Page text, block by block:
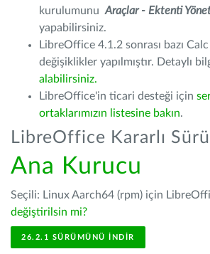
kurulumunu Araçlar - Ektenti
yapabilirsiniz.
LibreOffice 4.1.2 sonrası bazı
değişiklikler yapılmıştır. Detaylı
alabilirsiniz.
LibreOffice'in ticari desteği için
ortaklarımızın listesine bakın.
LibreOffice Kararlı
Ana Kurucu
Seçili: Linux Aarch64 (rpm) için
değiştirilsin mi?
26.2.1 SÜRÜMÜNÜ İNDIR